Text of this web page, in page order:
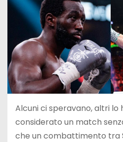
Alcuni ci speravano, altri lo
considerato un match
che un combattimento tra